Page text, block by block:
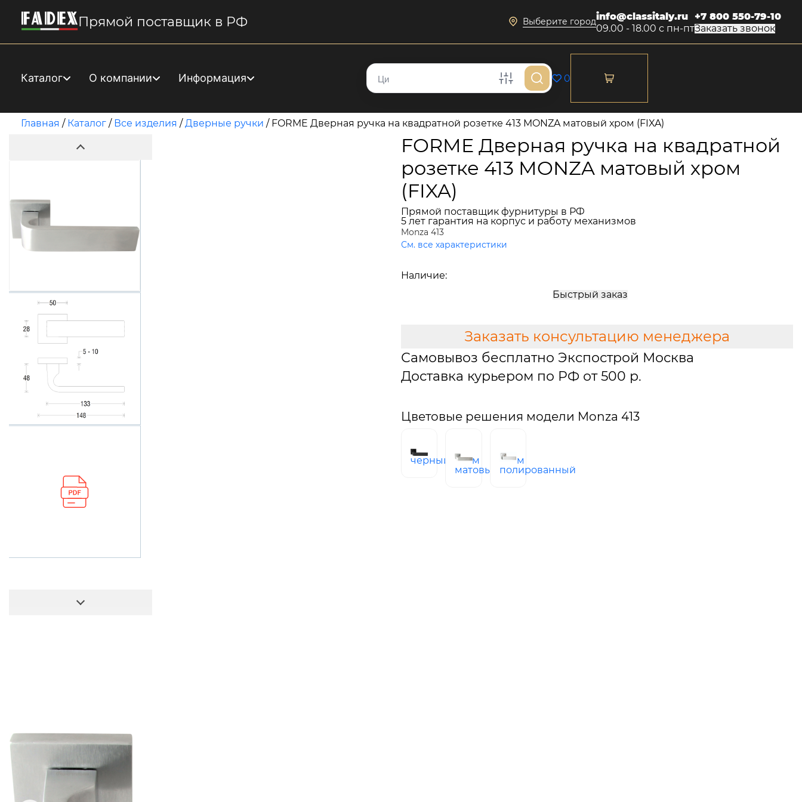
Прямой поставщик в РФ Выберите городinfo@classitaly.ru
09.00 - 18.00 с пн-пт
+7 800 550-79-10
Заказать звонок
Каталог О компании Информация 0
Главная / Каталог / Все изделия /Дверные ручки / FORME Дверная ручка на квадратной розетке 413 MONZA матовый хром (FIXA)
FORME Дверная ручка на квадратной
розетке 413 MONZA матовый хром
(FIXA)
Прямой поставщик фурнитуры в РФ
5 лет гарантия на корпус и работу механизмов
Monza 413
См. все характеристики
Наличие:
Быстрый заказ
Заказать консультацию менеджера
Самовывоз бесплатно Экспострой Москва
Доставка курьером по РФ от 500 р.
Цветовые решения модели Monza 413
черный
хром
матовый
хром
полированный